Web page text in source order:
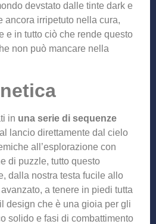
devstato dalle tinte dark e
ancora irripetuto nella cura,
e in tutto ciò che rende questo
non può mancare nella
in una serie di sequenze
lancio direttamente dal cielo
all’esplorazione con
di puzzle, tutto questo
dalla nostra testa fucile allo
a tenere in piedi tutta
design che è una gioia per gli
solido e fasi di combattimento